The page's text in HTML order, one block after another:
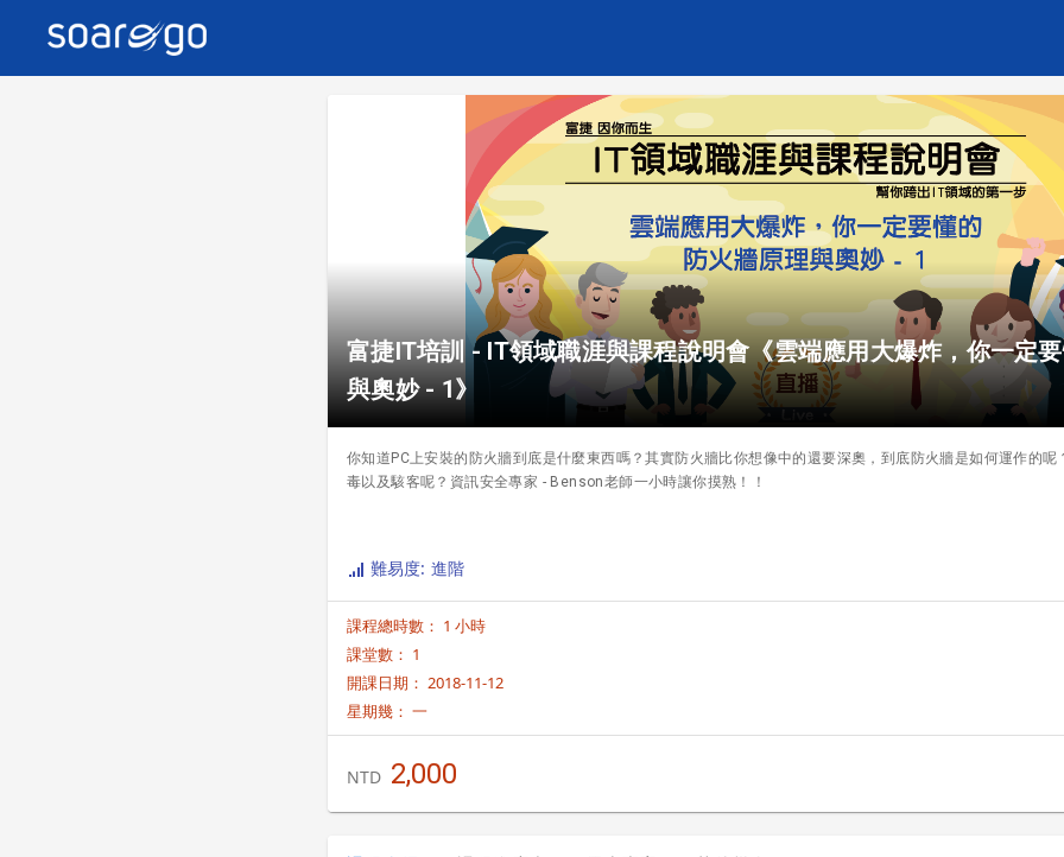
富捷IT培訓 - IT領域職涯與課程說明會《雲端應用大爆炸，你一定
與奧妙 - 1》
你知道PC上安裝的防火牆到底是什麼東西嗎？其實防火牆比你想像中的還要深奧，到底防火牆是如何運作的
毒以及駭客呢？資訊安全專家 - Benson老師一小時讓你摸熟！！
難易度: 進階
課程總時數： 1 小時
課堂數： 1
開課日期： 2018-11-12
星期幾： 一
NTD 2,000